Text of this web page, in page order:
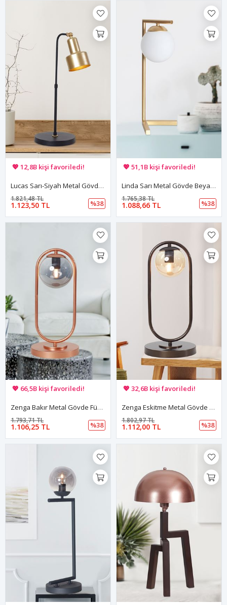
🚚 Hızlı teslimat yapılıyor!
💖 12,8B kişi favoriledi!
💸 Sepette 100 TL indirim!
Lucas Sarı-Siyah Metal Gövde Tasarım Lüx Masa Lambası
1.123,50 TL
1.821,48 TL
%38
🚚 Hızlı teslimat yapılıyor!
💖 51,1B kişi favoriledi!
💸 Sepette 100 TL indirim!
Linda Sarı Metal Gövde Beyaz Camlı Tasarım Lüx Masa Lambası
1.088,66 TL
1.765,38 TL
%38
🚚 Hızlı teslimat yapılıyor!
💖 66,5B kişi favoriledi!
💸 Sepette 100 TL indirim!
Zenga Bakır Metal Gövde Füme Camlı Tasarım Lüx Masa Lambası
1.106,25 TL
1.793,71 TL
%38
🚚 Hızlı teslimat yapılıyor!
💖 32,6B kişi favoriledi!
💸 Sepette 100 TL indirim!
Zenga Eskitme Metal Gövde Bal Rengi Camlı Tasarım Lüx Masa Lambası
1.112,00 TL
1.802,97 TL
%38
🚚 Hızlı teslimat yapılıyor!
💖 26,6B kişi favoriledi!
🚚 Hızlı teslimat yapılıyor!
💖 31,8B kişi favoriledi!